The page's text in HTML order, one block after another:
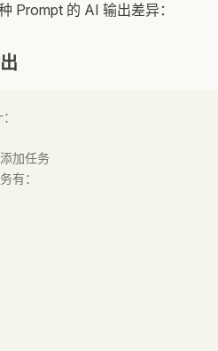
Prompt 的 AI 输出差异：
加任务
有：